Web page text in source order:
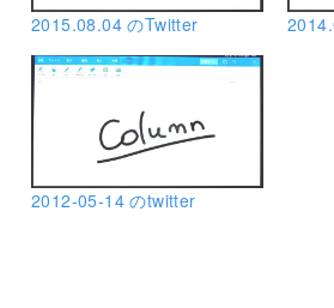
2015.08.04 のTwitter
2012-05-14 のtwitter